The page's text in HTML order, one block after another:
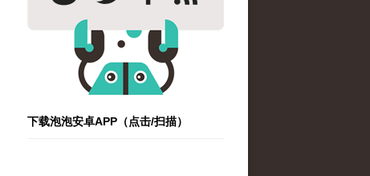
下载泡泡安卓APP（点击/扫描）